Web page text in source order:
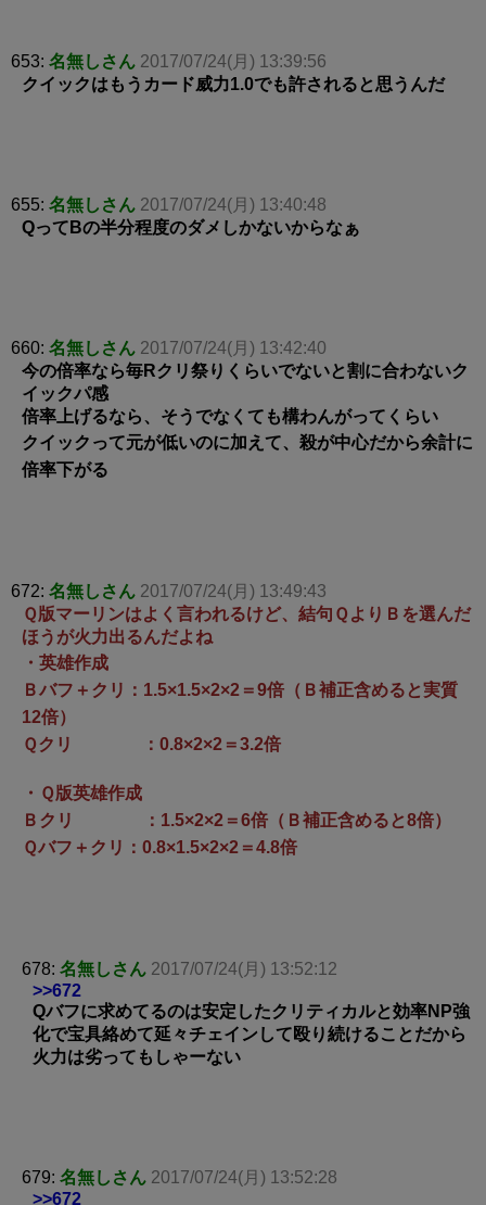
653: 名無しさん 2017/07/24(月) 13:39:56
クイックはもうカード威力1.0でも許されると思うんだ
655: 名無しさん 2017/07/24(月) 13:40:48
QってBの半分程度のダメしかないからなぁ
660: 名無しさん 2017/07/24(月) 13:42:40
今の倍率なら毎Rクリ祭りくらいでないと割に合わないク
イックパ感
倍率上げるなら、そうでなくても構わんがってくらい
クイックって元が低いのに加えて、殺が中心だから余計に
倍率下がる
672: 名無しさん 2017/07/24(月) 13:49:43
Ｑ版マーリンはよく言われるけど、結句ＱよりＢを選んだ
ほうが火力出るんだよね
・英雄作成
Ｂバフ＋クリ：1.5×1.5×2×2＝9倍（Ｂ補正含めると実質
12倍）
Ｑクリ ：0.8×2×2＝3.2倍
・Ｑ版英雄作成
Ｂクリ ：1.5×2×2＝6倍（Ｂ補正含めると8倍）
Ｑバフ＋クリ：0.8×1.5×2×2＝4.8倍
678: 名無しさん 2017/07/24(月) 13:52:12
>>672
Qバフに求めてるのは安定したクリティカルと効率NP強
化で宝具絡めて延々チェインして殴り続けることだから
火力は劣ってもしゃーない
679: 名無しさん 2017/07/24(月) 13:52:28
>>672